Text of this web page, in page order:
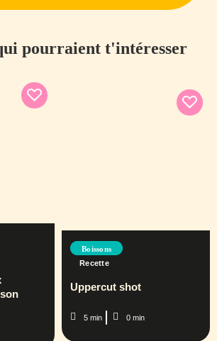
pourraient t'intéresser
Boissons
Recette
Uppercut shot
5 min 0 min